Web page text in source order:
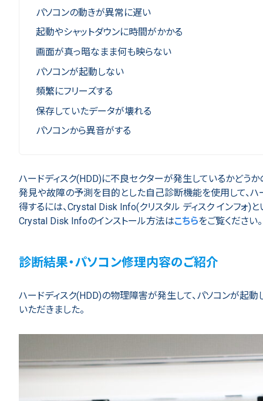
パソコンの動きが異常に遅い
起動やシャットダウンに時間がかかる
画面が真っ暗なまま何も映らない
パソコンが起動しない
頻繁にフリーズする
保存していたデータが壊れる
パソコンから異音がする
ハードディスク(HDD)に不良セクターが発生しているかどう
発見や故障の予測を目的とした自己診断機能を使用して、ハ
得するには、Crystal Disk Info(クリスタル ディスク インフォ)と
Crystal Disk Infoのインストール方法はこちらをご覧ください。
診断結果・パソコン修理内容のご紹介
ハードディスク(HDD)の物理障害が発生して、パソコンが起
いただきました。